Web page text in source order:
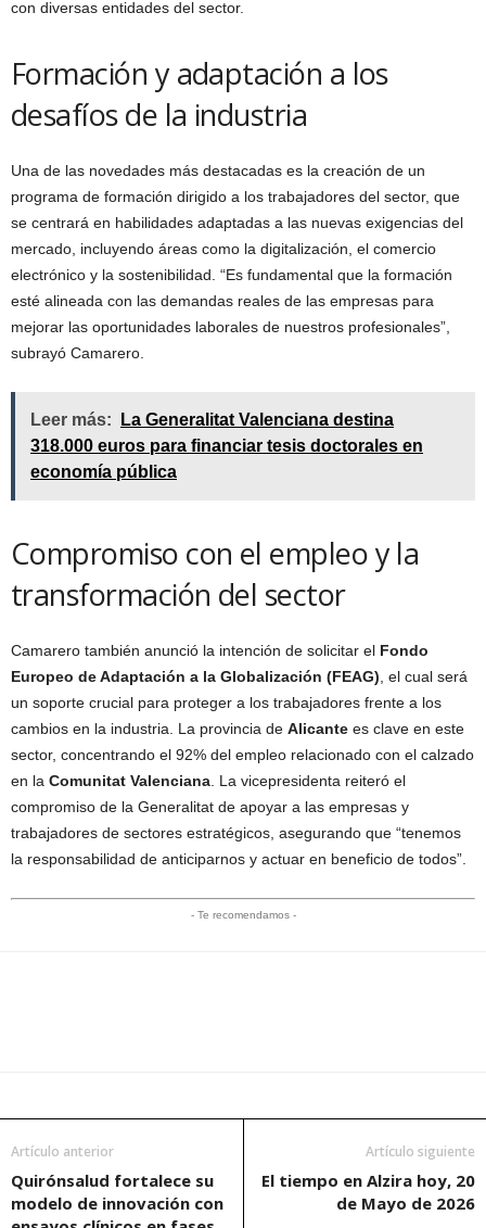
con diversas entidades del sector.
Formación y adaptación a los
desafíos de la industria
Una de las novedades más destacadas es la creación de un
programa de formación dirigido a los trabajadores del sector, que
se centrará en habilidades adaptadas a las nuevas exigencias del
mercado, incluyendo áreas como la digitalización, el comercio
electrónico y la sostenibilidad. “Es fundamental que la formación
esté alineada con las demandas reales de las empresas para
mejorar las oportunidades laborales de nuestros profesionales”,
subrayó Camarero.
Leer más:
La Generalitat Valenciana destina
318.000 euros para financiar tesis doctorales en
economía pública
Compromiso con el empleo y la
transformación del sector
Camarero también anunció la intención de solicitar el Fondo
Europeo de Adaptación a la Globalización (FEAG) , el cual será
un soporte crucial para proteger a los trabajadores frente a los
cambios en la industria. La provincia de Alicante es clave en este
sector, concentrando el 92% del empleo relacionado con el calzado
en la Comunitat Valenciana . La vicepresidenta reiteró el
compromiso de la Generalitat de apoyar a las empresas y
trabajadores de sectores estratégicos, asegurando que “tenemos
la responsabilidad de anticiparnos y actuar en beneficio de todos”.
- Te recomendamos -
Artículo anterior
Quirónsalud fortalece su
modelo de innovación con
Artículo siguiente
El tiempo en Alzira hoy, 20
de Mayo de 2026